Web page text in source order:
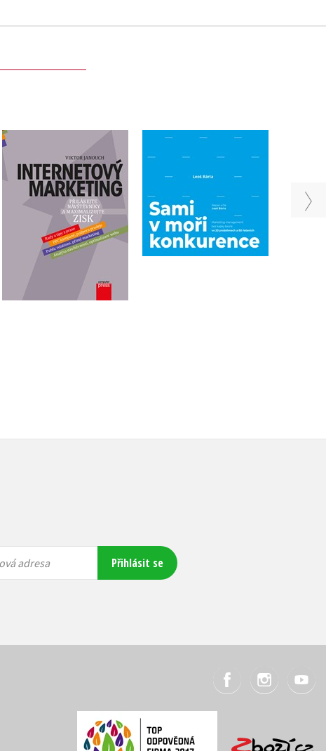
Internetový marketing
Viktor Janouch
499 Kč
399 Kč
konkurence
(audiokniha)
adresa Přihlásit se